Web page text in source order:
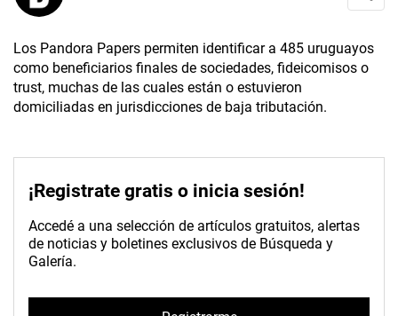
Los Pandora Papers permiten identificar a 485 uruguayos
como beneficiarios finales de sociedades, fideicomisos o
trust, muchas de las cuales están o estuvieron
domiciliadas en jurisdicciones de baja tributación.
¡Registrate gratis o inicia sesión!
Accedé a una selección de artículos gratuitos, alertas
de noticias y boletines exclusivos de Búsqueda y
Galería.